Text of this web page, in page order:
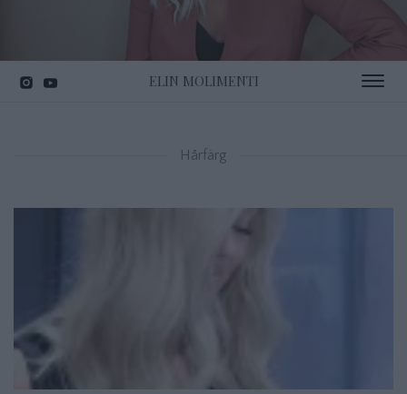
ELIN MOLIMENTI Toggle
Hårfärg